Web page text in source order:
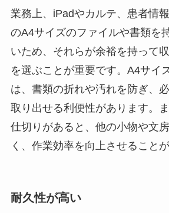
業務上、iPadやカルテ、患者情
のA4サイズのファイルや書類を
いため、それらが余裕を持って
を選ぶことが重要です。A4サイ
は、書類の折れや汚れを防ぎ、
取り出せる利便性があります。
仕切りがあると、他の小物や文
く、作業効率を向上させることが
耐久性が高い